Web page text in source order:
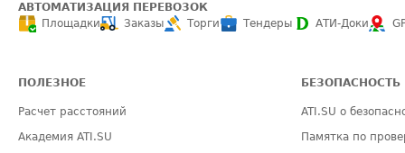
АВТОМАТИЗАЦИЯ ПЕРЕВОЗОК
Площадки
Заказы Торги Тендеры АТИ-Доки
ПОЛЕЗНОЕ
Расчет расстояний
Академия ATI.SU
БЕЗОПАСНОСТЬ
ATI.SU о
Памятка по